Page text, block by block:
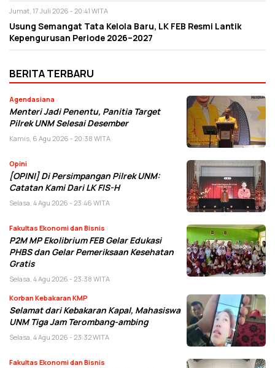
Jumat, 17 Juli 2026 - 20:41 WITA
Usung Semangat Tata Kelola Baru, LK FEB Resmi Lantik
Kepengurusan Periode 2026–2027
BERITA TERBARU
Agendasiana
Menteri Jadi Penentu, Panitia Target
Pilrek UNM Selesai Desember
Kamis, 6 Agu 2026 - 20:38 WITA
Opini
[OPINI] Di Persimpangan Pilrek UNM:
Catatan Kami Dari LK FIS-H
Selasa, 4 Agu 2026 - 23:46 WITA
Fakultas Ekonomi dan Bisnis
P2M MP Ekolibrium FEB Gelar Edukasi
PHBS dan Gelar Pemeriksaan Kesehatan
Gratis
Selasa, 4 Agu 2026 - 23:38 WITA
Korban Kebakaran KMP
Selamat dari Kebakaran Kapal, Mahasiswa
UNM Tiga Jam Terombang-ambing
Selasa, 4 Agu 2026 - 23:32 WITA
Fakultas Ekonomi dan Bisnis